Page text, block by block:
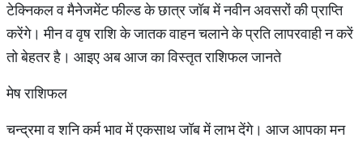
टेक्निकल व मैनेजमेंट फील्ड के छात्र जॉब में नवीन अवसरों की प्राप्ति
करेंगे। मीन व वृष राशि के जातक वाहन चलाने के प्रति लापरवाही न करें
तो बेहतर है। आइए अब आज का विस्तृत राशिफल जानते
मेष राशिफल
चन्द्रमा व शनि कर्म भाव में एकसाथ जॉब में लाभ देंगे। आज आपका मन